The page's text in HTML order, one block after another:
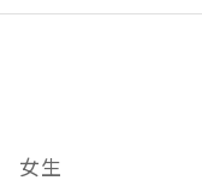
女生